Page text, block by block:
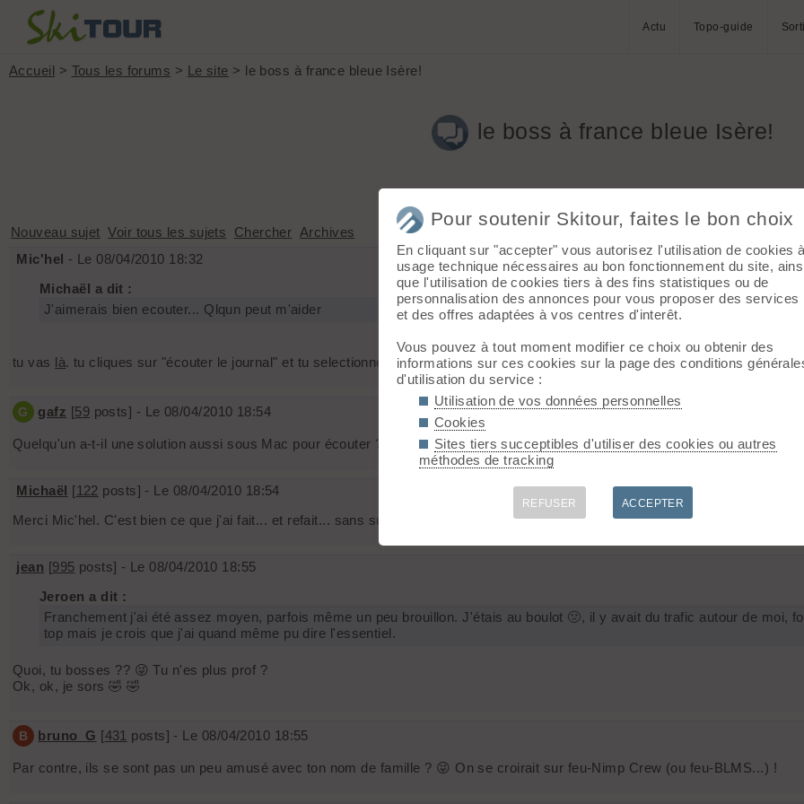
Actu Topo-guide
Accueil > Tous les forums > Le site > le boss à france bleue Isère!
le boss à france bleue Isère!
Nouveau sujet Voir tous les sujets Chercher Archives
Mic'hel - Le 08/04/2010 18:32
Michaël a dit :
J'aimerais bien ecouter... Qlqun peut m'aider
tu vas là. tu cliques sur "écouter le journal" et tu selectionnes VLC (le fichier exe) pour pouvoir écouter.
G gafz [59 posts] - Le 08/04/2010 18:54
Quelqu'un a-t-il une solution aussi sous Mac pour écouter ????
Michaël [122 posts] - Le 08/04/2010 18:54
Merci Mic'hel. C'est bien ce que j'ai fait... et refait... sans succes. J'essaierai sur un autre poste qd j'en aurai fini au bureau...
jean [995 posts] - Le 08/04/2010 18:55
Jeroen a dit :
Franchement j'ai été assez moyen, parfois même un peu brouillon. J'étais au boulot 🤢, il y avait du trafic autour de moi,
top mais je crois que j'ai quand même pu dire l'essentiel.
Quoi, tu bosses ?? 😜 Tu n'es plus prof ?
Ok, ok, je sors 🤣 🤣
B bruno_G [431 posts] - Le 08/04/2010 18:55
Par contre, ils se sont pas un peu amusé avec ton nom de famille ? 😜 On se croirait sur feu-Nimp Crew (ou feu-BLMS...) !
Pour soutenir Skitour, faites le bon choix
En cliquant sur "accepter" vous autorisez l'utilisation de cookies à
usage technique nécessaires au bon fonctionnement du site,
que l'utilisation de cookies tiers à des fins statistiques ou de
personnalisation des annonces pour vous proposer des services
et des offres adaptées à vos centres d'interêt.
Vous pouvez à tout moment modifier ce choix ou obtenir des
informations sur ces cookies sur la page des conditions
d'utilisation du service :
Utilisation de vos données personnelles
Cookies
Sites tiers succeptibles d'utiliser des cookies ou autres
méthodes de tracking
REFUSER ACCEPTER